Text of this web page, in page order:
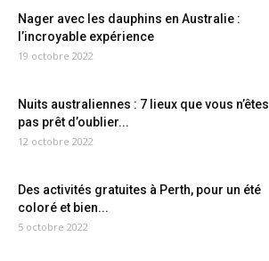
Nager avec les dauphins en Australie :
l’incroyable expérience
19 octobre 2022
Nuits australiennes : 7 lieux que vous n’êtes
pas prêt d’oublier...
12 octobre 2022
Des activités gratuites à Perth, pour un été
coloré et bien...
5 octobre 2022